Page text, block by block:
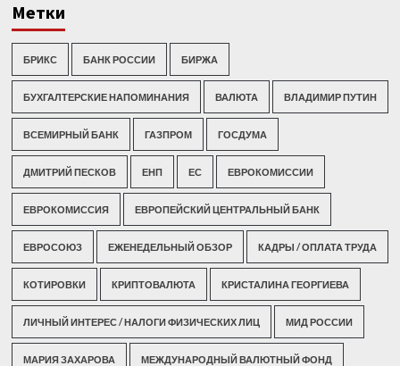
Метки
БРИКС БАНК РОССИИ БИРЖА
БУХГАЛТЕРСКИЕ НАПОМИНАНИЯ ВАЛЮТА ВЛАДИМИР ПУТИН
ВСЕМИРНЫЙ БАНК ГАЗПРОМ ГОСДУМА
ДМИТРИЙ ПЕСКОВ ЕНП ЕС ЕВРОКОМИССИИ
ЕВРОКОМИССИЯ ЕВРОПЕЙСКИЙ ЦЕНТРАЛЬНЫЙ БАНК
ЕВРОСОЮЗ ЕЖЕНЕДЕЛЬНЫЙ ОБЗОР КАДРЫ / ОПЛАТА ТРУДА
КОТИРОВКИ КРИПТОВАЛЮТА КРИСТАЛИНА ГЕОРГИЕВА
ЛИЧНЫЙ ИНТЕРЕС / НАЛОГИ ФИЗИЧЕСКИХ ЛИЦ МИД РОССИИ
МАРИЯ ЗАХАРОВА МЕЖДУНАРОДНЫЙ ВАЛЮТНЫЙ ФОНД